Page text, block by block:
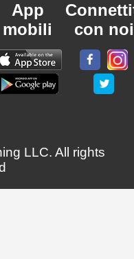
App
mobili
con noi
LLC. All rights